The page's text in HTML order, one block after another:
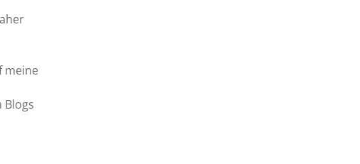
meine
Blogs